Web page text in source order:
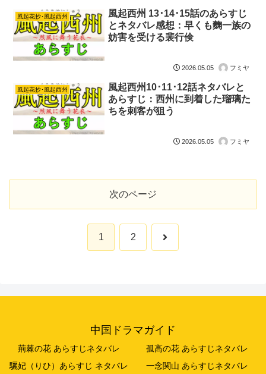
風起花抄･風起西州
風起西州 13･14･15話のあらすじ
とネタバレ感想：早くも麴一族の
妨害を受ける裴行倹
2026.05.05 フミヤ
風起花抄･風起西州
風起西州10･11･12話ネタバレと
あらすじ：西州に到着した瑠璃た
ちを刺客が狙う
2026.05.05 フミヤ
次のページ
1 2 次
中国ドラマガイド
荊棘の花 あらすじネタバレ
孤高の花 あらすじネタバレ
驪妃（りひ）あらすじ ネタバレ
一念関山 あらすじネタバレ